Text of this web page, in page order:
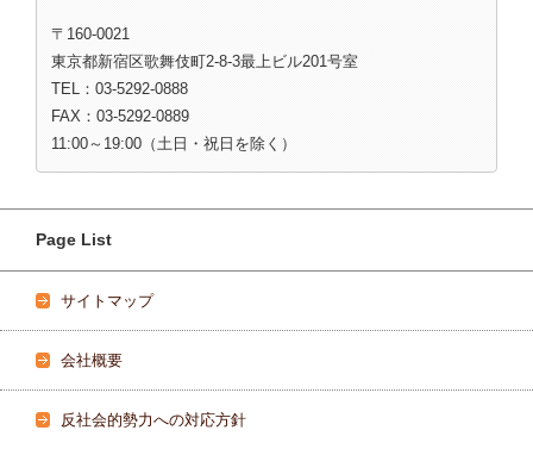
〒160-0021
東京都新宿区歌舞伎町2-8-3最上ビル201号室
TEL：03-5292-0888
FAX：03-5292-0889
11:00～19:00（土日・祝日を除く）
Page List
サイトマップ
会社概要
反社会的勢力への対応方針